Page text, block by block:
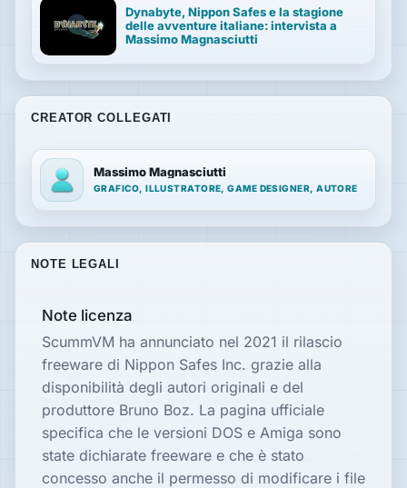
Dynabyte, Nippon Safes e la stagione
delle avventure italiane: intervista a
Massimo Magnasciutti
CREATOR COLLEGATI
Massimo Magnasciutti
GRAFICO, ILLUSTRATORE, GAME DESIGNER, AUTORE
NOTE LEGALI
Note licenza
ScummVM ha annunciato nel 2021 il rilascio
freeware di Nippon Safes Inc. grazie alla
disponibilità degli autori originali e del
produttore Bruno Boz. La pagina ufficiale
specifica che le versioni DOS e Amiga sono
state dichiarate freeware e che è stato
concesso anche il permesso di modificare i file